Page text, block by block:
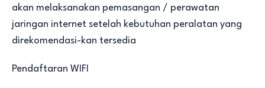
akan melaksanakan pemasangan / perawatan
jaringan internet setelah kebutuhan peralatan yang
direkomendasi-kan tersedia
Pendaftaran WIFI